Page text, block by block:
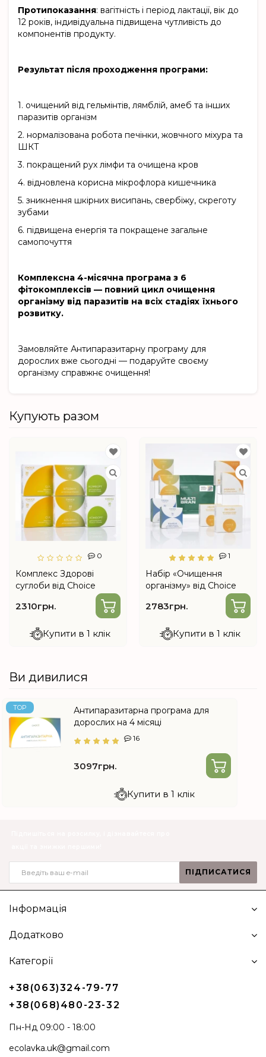
Протипоказання: вагітність і період лактації, вік до
12 років, індивідуальна підвищена чутливість до
компонентів продукту.
Результат після проходження програми:
1. очищений від гельмінтів, лямблій, амеб та інших
паразитів організм
2. нормалізована робота печінки, жовчного міхура та
ШКТ
3. покращений рух лімфи та очищена кров
4. відновлена корисна мікрофлора кишечника
5. зникнення шкірних висипань, свербіжу, скреготу
зубами
6. підвищена енергія та покращене загальне
самопочуття
Комплексна 4-місячна програма з 6
фітокомплексів — повний цикл очищення
організму від паразитів на всіх стадіях їхнього
розвитку.
Замовляйте Антипаразитарну програму для
дорослих вже сьогодні — подаруйте своєму
організму справжнє очищення!
Купують разом
0
Комплекс Здорові
суглоби від Choice
2310грн.
Купити в 1 клік
1
Набір «Очищення
організму» від Choice
2783грн.
Купити в 1 клік
Ви дивилися
TOP
Антипаразитарна програма для
дорослих на 4 місяці
16
3097грн.
Купити в 1 клік
ПІДПИСАТИСЯ
Інформація
Додатково
Категорії
+38(063)324-79-77
+38(068)480-23-32
Пн-Нд 09:00 - 18:00
ecolavka.uk@gmail.com